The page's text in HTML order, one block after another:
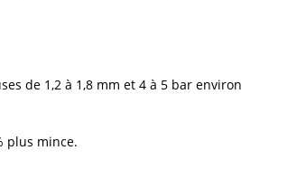
de 1,2 à 1,8 mm et 4 à 5 bar environ
plus mince.